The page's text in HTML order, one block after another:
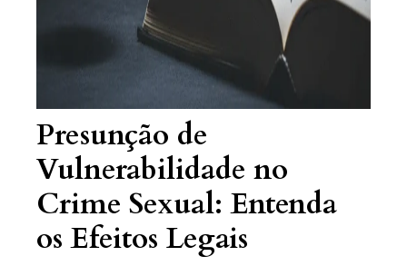
Presunção de
Vulnerabilidade no
Crime Sexual: Entenda
os Efeitos Legais